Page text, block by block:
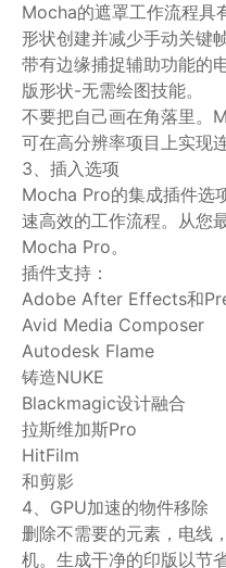
Mocha的遮罩工作流程具
形状创建并减少手动关键帧
带有边缘捕捉辅助功能的
版形状-无需绘图技能。
不要把自己画在角落里。
可在高分辨率项目上实现
3、插入选项
Mocha Pro的集成插件选
速高效的工作流程。从您
Mocha Pro。
插件支持：
Adobe After Effects和
Avid Media Composer
Autodesk Flame
铸造NUKE
Blackmagic设计融合
拉斯维加斯Pro
HitFilm
和剪影
4、GPU加速的物件移除
删除不需要的元素，电线
机。生成干净的印版以节